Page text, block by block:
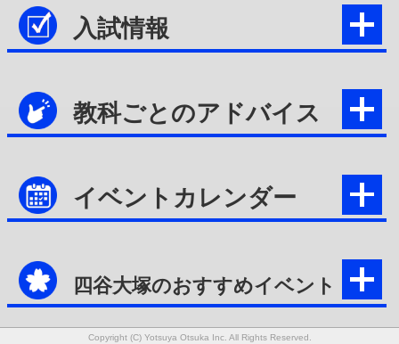
入試情報
教科ごとのアドバイス
イベントカレンダー
四谷大塚のおすすめイベント
Copyright (C) Yotsuya Otsuka Inc. All Rights Reserved.